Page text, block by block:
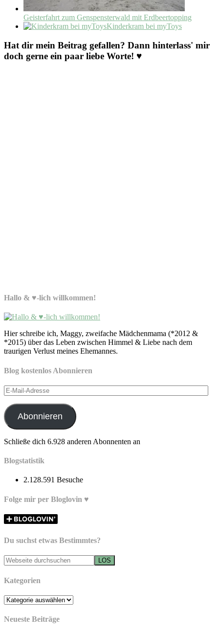
Geisterfahrt zum Genspensterwald mit Erdbeertopping
Kinderkram bei myToys
Hat dir mein Beitrag gefallen? Dann hinterlass' mir
doch gerne ein paar liebe Worte! ♥
Hallo & ♥-lich willkommen!
Hier schreibe ich, Maggy, zweifache Mädchenmama (*2012 &
*2015) über das Leben zwischen Himmel & Liebe nach dem
traurigen Verlust meines Ehemannes.
Blog kostenlos Abonnieren
E-
Mail-
Adresse
Abonnieren
Schließe dich 6.928 anderen Abonnenten an
Blogstatistik
2.128.591 Besuche
Folge mir per Bloglovin ♥
Du suchst etwas Bestimmtes?
Kategorien
Kategorien
Neueste Beiträge